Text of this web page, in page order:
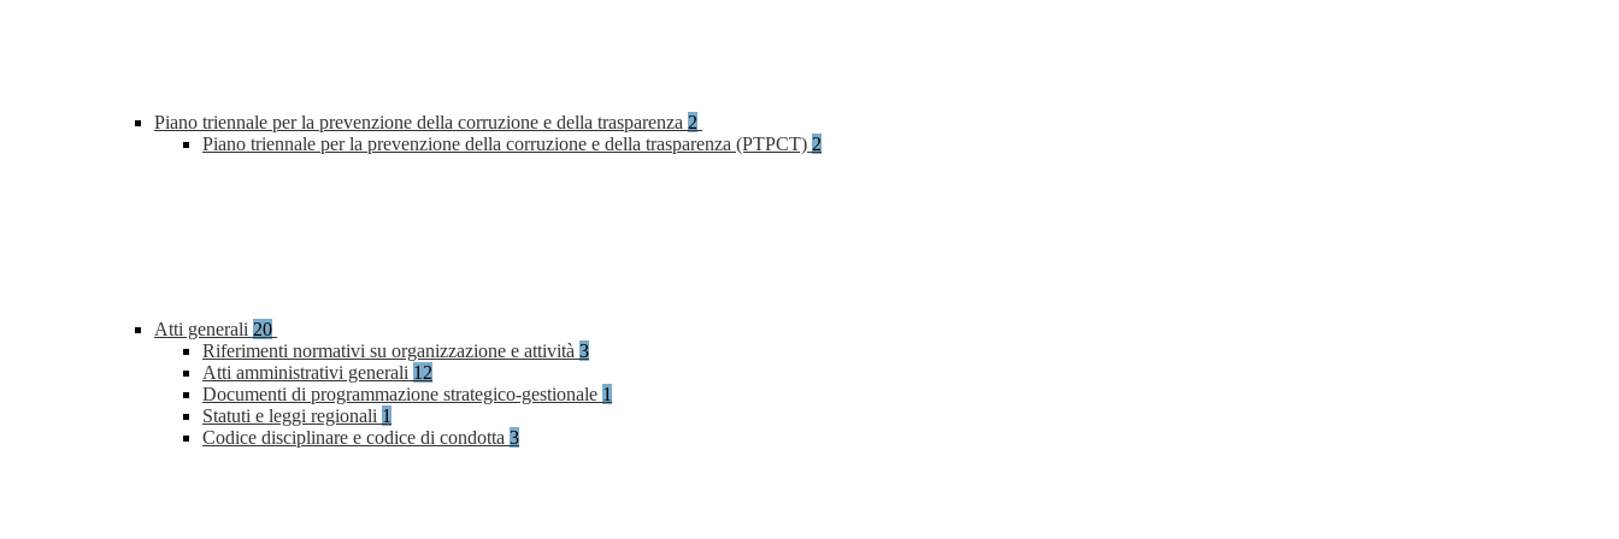
Piano triennale per la prevenzione della corruzione e della trasparenza 2
Piano triennale per la prevenzione della corruzione e della trasparenza (PTPCT) 2
Atti generali 20
Riferimenti normativi su organizzazione e attività 3
Atti amministrativi generali 12
Documenti di programmazione strategico-gestionale 1
Statuti e leggi regionali 1
Codice disciplinare e codice di condotta 3